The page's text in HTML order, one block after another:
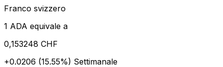
Franco svizzero
1 ADA equivale a
0,153248 CHF
+0.0206 (15.55%) Settimanale